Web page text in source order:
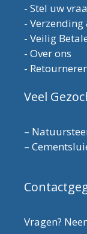
- Stel uw
- Verzending
- Veilig
- Over ons
-
Veel
–
–
Vragen?